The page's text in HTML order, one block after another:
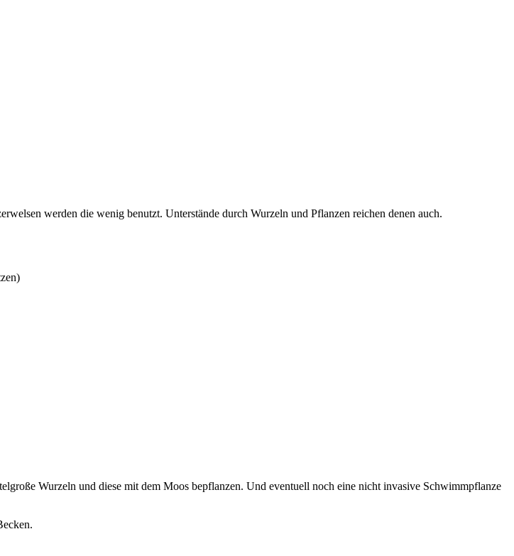
werden die wenig benutzt. Unterstände durch Wurzeln und Pflanzen reichen denen auch.
Wurzeln und diese mit dem Moos bepflanzen. Und eventuell noch eine nicht invasive Schwimmpflanze